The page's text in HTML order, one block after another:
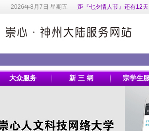
2026年8月7日 星期五 距『七夕情人节』还有12天
大众服务 新 三 纲 宗学生